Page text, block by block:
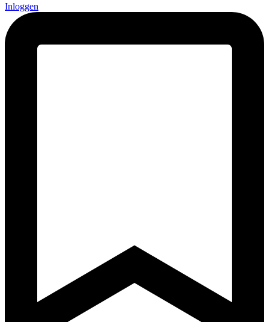
Inloggen